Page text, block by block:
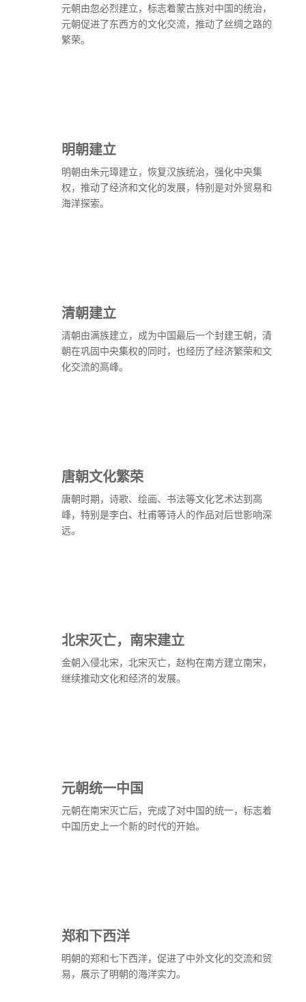
元朝由忽必烈建立，标志着蒙古族对中国的统治，
元朝促进了东西方的文化交流，推动了丝绸之路的
繁荣。
明朝建立
明朝由朱元璋建立，恢复汉族统治，强化中央集
权，推动了经济和文化的发展，特别是对外贸易和
海洋探索。
清朝建立
清朝由满族建立，成为中国最后一个封建王朝，清
朝在巩固中央集权的同时，也经历了经济繁荣和文
化交流的高峰。
唐朝文化繁荣
唐朝时期，诗歌、绘画、书法等文化艺术达到高
峰，特别是李白、杜甫等诗人的作品对后世影响深
远。
北宋灭亡，南宋建立
金朝入侵北宋，北宋灭亡，赵构在南方建立南宋，
继续推动文化和经济的发展。
元朝统一中国
元朝在南宋灭亡后，完成了对中国的统一，标志着
中国历史上一个新的时代的开始。
郑和下西洋
明朝的郑和七下西洋，促进了中外文化的交流和贸
易，展示了明朝的海洋实力。